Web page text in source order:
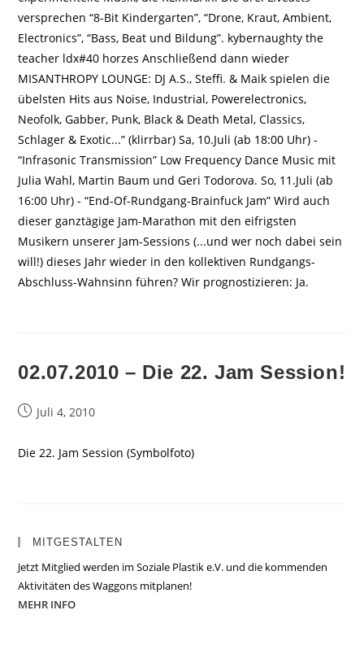
versprechen “8-Bit Kindergarten”, “Drone, Kraut, Ambient,
Electronics”, “Bass, Beat und Bildung”. kybernaughty the
teacher ldx#40 horzes Anschließend dann wieder
MISANTHROPY LOUNGE: DJ A.S., Steffi. & Maik spielen die
übelsten Hits aus Noise, Industrial, Powerelectronics,
Neofolk, Gabber, Punk, Black & Death Metal, Classics,
Schlager & Exotic...” (klirrbar) Sa, 10.Juli (ab 18:00 Uhr) -
“Infrasonic Transmission” Low Frequency Dance Music mit
Julia Wahl, Martin Baum und Geri Todorova. So, 11.Juli (ab
16:00 Uhr) - “End-Of-Rundgang-Brainfuck Jam” Wird auch
dieser ganztägige Jam-Marathon mit den eifrigsten
Musikern unserer Jam-Sessions (...und wer noch dabei sein
will!) dieses Jahr wieder in den kollektiven Rundgangs-
Abschluss-Wahnsinn führen? Wir prognostizieren: Ja.
02.07.2010 – Die 22. Jam Session!
BeitragJuli 4, 2010
Die 22. Jam Session (Symbolfoto)
MITGESTALTEN
Jetzt Mitglied werden im Soziale Plastik e.V. und die kommenden
Aktivitäten des Waggons mitplanen!
MEHR INFO